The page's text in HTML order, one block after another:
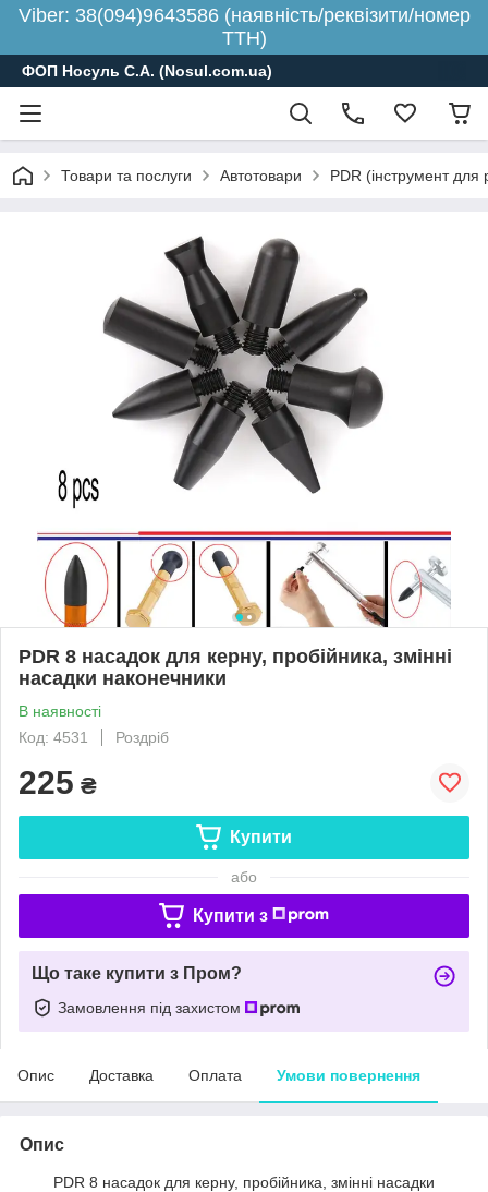
Viber: 38(094)9643586 (наявність/реквізити/номер
ТТН)
ФОП Носуль С.А. (Nosul.com.ua)
Товари та послуги Автотовари PDR (інструмент
PDR 8 насадок для керну, пробійника, змінні
насадки наконечники
В наявності
Код: 4531
Роздріб
225 ₴
Купити
або
Купити з
Що таке купити з Пром?
Замовлення під захистом
Опис Доставка Оплата Умови повернення
Опис
PDR 8 насадок для керну, пробійника, змінні насадки